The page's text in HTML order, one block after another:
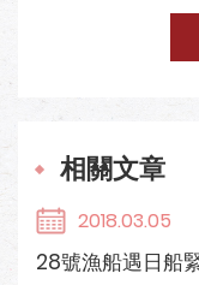
相關文章
2018.03.05
28號漁船遇日船